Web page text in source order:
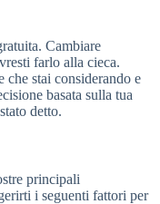
Cambiare
farlo alla cieca.
stai considerando e
basata sulla tua
detto.
principali
i seguenti fattori per